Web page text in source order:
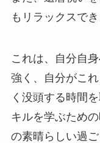
もリラックスで
これは、自分自
強く、自分がこ
く没頭する時間
キルを学ぶため
の素晴らしい過ご